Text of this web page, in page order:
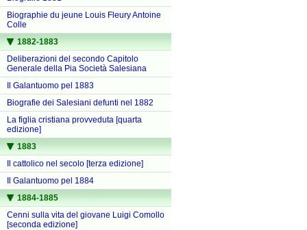
Biographie du jeune Louis Fleury Antoine
Colle
1882-1883
Deliberazioni del secondo Capitolo
Generale della Pia Società Salesiana
Il Galantuomo pel 1883
Biografie dei Salesiani defunti nel 1882
La figlia cristiana provveduta [quarta
edizione]
1883
Il cattolico nel secolo [terza edizione]
Il Galantuomo pel 1884
1884-1885
Cenni sulla vita del giovane Luigi Comollo
[seconda edizione]